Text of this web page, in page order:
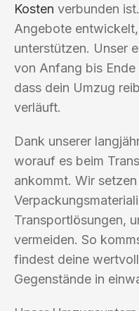
Kosten verbunden
Angebote
unterstützen. Unser
von Anfang bis
dass dein Umzug
verläuft.
Dank unserer
worauf es beim
ankommt. Wir
Transportlösungen,
vermeiden. So
findest deine
Gegenstände in